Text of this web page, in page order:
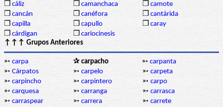
❒ cáliz ❒ camanchaca ❒ camote
❒ cancán ❒ canéfora ❒ cantárida
❒ capilla ❒ capullo ❒ caray
❒ cárdigan ❒ cariocinesis
↑↑↑ Grupos Anteriores
➳ carpa ✰ carpacho ➳ carpanta
➳ Cárpatos ➳ carpelo ➳ carpeta
➳ carpincho ➳ carpintero ➳ carpo
➳ carquesa ➳ carranga ➳ carrasca
➳ carraspear ➳ carrera ➳ carrete